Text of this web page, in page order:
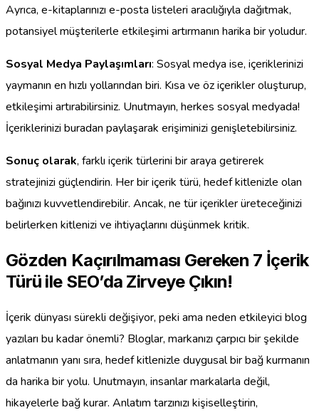
Ayrıca, e-kitaplarınızı e-posta listeleri aracılığıyla dağıtmak,
potansiyel müşterilerle etkileşimi artırmanın harika bir yoludur.
Sosyal Medya Paylaşımları: Sosyal medya ise, içeriklerinizi
yaymanın en hızlı yollarından biri. Kısa ve öz içerikler oluşturup,
etkileşimi artırabilirsiniz. Unutmayın, herkes sosyal medyada!
İçeriklerinizi buradan paylaşarak erişiminizi genişletebilirsiniz.
Sonuç olarak, farklı içerik türlerini bir araya getirerek
stratejinizi güçlendirin. Her bir içerik türü, hedef kitlenizle olan
bağınızı kuvvetlendirebilir. Ancak, ne tür içerikler üreteceğinizi
belirlerken kitlenizi ve ihtiyaçlarını düşünmek kritik.
Gözden Kaçırılmaması Gereken 7 İçerik
Türü ile SEO’da Zirveye Çıkın!
İçerik dünyası sürekli değişiyor, peki ama neden etkileyici blog
yazıları bu kadar önemli? Bloglar, markanızı çarpıcı bir şekilde
anlatmanın yanı sıra, hedef kitlenizle duygusal bir bağ kurmanın
da harika bir yolu. Unutmayın, insanlar markalarla değil,
hikayelerle bağ kurar. Anlatım tarzınızı kişiselleştirin,